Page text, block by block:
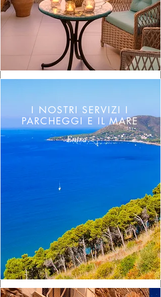
I NOSTRI SERVIZI I
PARCHEGGI E IL MARE
Entra >